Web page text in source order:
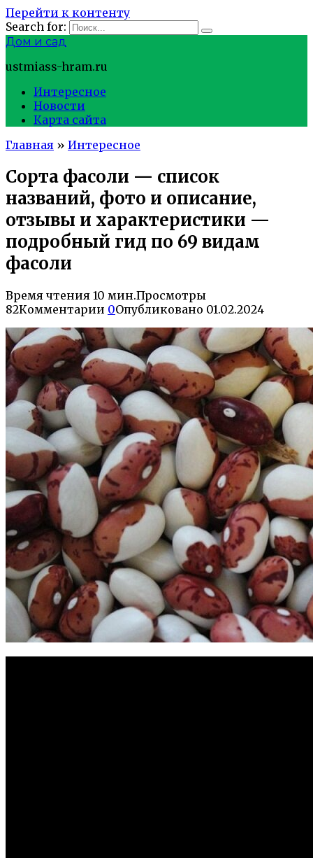
Перейти к контенту
Search for:
Дом и сад
ustmiass-hram.ru
Интересное
Новости
Карта сайта
Главная » Интересное
Сорта фасоли — список
названий, фото и описание,
отзывы и характеристики —
подробный гид по 69 видам
фасоли
Время чтения 10 мин.Просмотры
82Комментарии 0Опубликовано 01.02.2024